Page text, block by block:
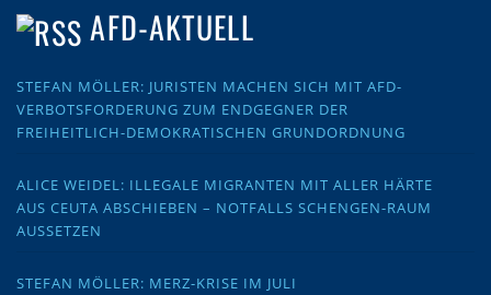
AFD-AKTUELL
STEFAN MÖLLER: JURISTEN MACHEN SICH MIT AFD-
VERBOTSFORDERUNG ZUM ENDGEGNER DER
FREIHEITLICH-DEMOKRATISCHEN GRUNDORDNUNG
ALICE WEIDEL: ILLEGALE MIGRANTEN MIT ALLER HÄRTE
AUS CEUTA ABSCHIEBEN – NOTFALLS SCHENGEN-RAUM
AUSSETZEN
STEFAN MÖLLER: MERZ-KRISE IM JULI